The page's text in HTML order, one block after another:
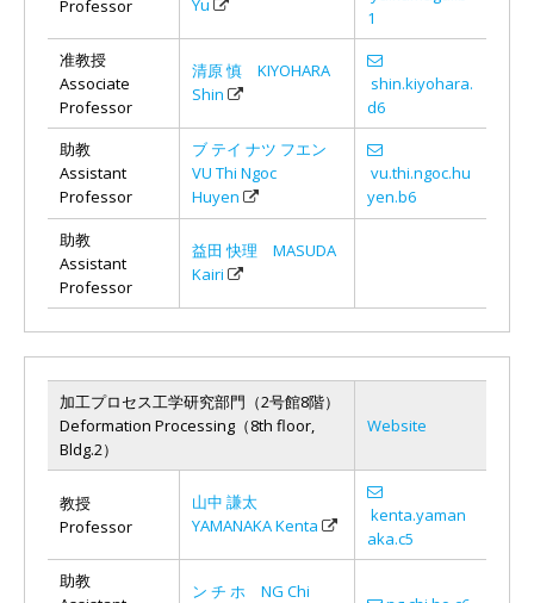
Professor
1
准教授
Associate
Professor
清原 慎 KIYOHARA
Shin
shin.kiyohara.
d6
助教
Assistant
Professor
ブ テイ ナツ フエン
VU Thi Ngoc
Huyen
vu.thi.ngoc.hu
yen.b6
助教
Assistant
Professor
益田 快理 MASUDA
Kairi
加工プロセス工学研究部門（2号館8階）
Deformation Processing（8th floor,
Bldg.2）
Website
教授
Professor
山中 謙太
YAMANAKA Kenta
kenta.yaman
aka.c5
助教
ン チ ホ NG Chi